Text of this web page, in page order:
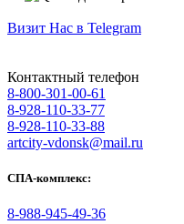
Визит Нас в Telegram
Контактный телефон
8-800-301-00-61
8-928-110-33-77
8-928-110-33-88
artcity-vdonsk@mail.ru
СПА-комплекс:
8-988-945-49-36